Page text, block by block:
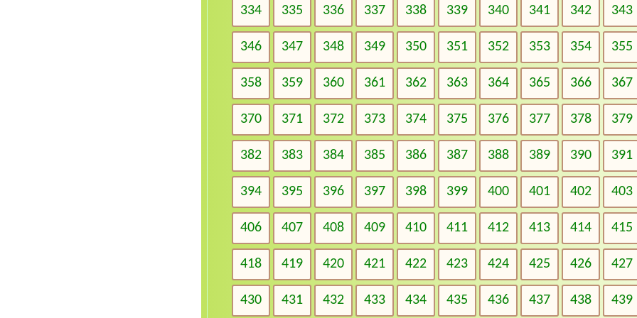
334 335 336 337 338 339 340 341 342 343
346 347 348 349 350 351 352 353 354 355
358 359 360 361 362 363 364 365 366 367
370 371 372 373 374 375 376 377 378 379
382 383 384 385 386 387 388 389 390 391
394 395 396 397 398 399 400 401 402 403
406 407 408 409 410 411 412 413 414 415
418 419 420 421 422 423 424 425 426 427
430 431 432 433 434 435 436 437 438 439